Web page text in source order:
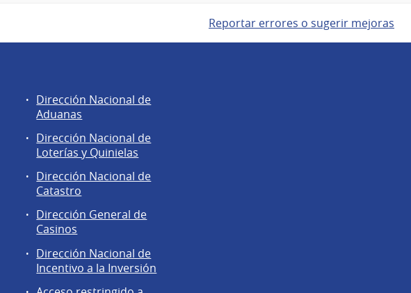
Reportar errores o sugerir mejoras
Áreas
de
Dirección
General
de
Secretaría
Dirección Nacional de
Aduanas
Dirección Nacional de
Loterías y Quinielas
Dirección Nacional de
Catastro
Dirección General de
Casinos
Dirección Nacional de
Incentivo a la Inversión